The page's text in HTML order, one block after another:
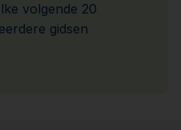
volgende 20
gidsen